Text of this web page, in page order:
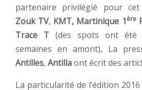
partenaire privilégié pour cet
Zouk TV, KMT, Martinique 1ère
Trace T (des spots ont été
semaines en amont), La
Antilles, Antillaont écrit des
La particularité de l’édition 2016